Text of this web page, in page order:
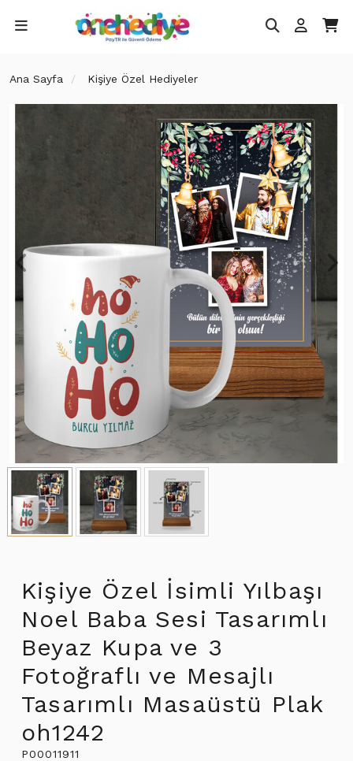
Ana Sayfa Kişiye Özel Hediyeler
Kişiye Özel İsimli Yılbaşı
Noel Baba Sesi Tasarımlı
Beyaz Kupa ve 3
Fotoğraflı ve Mesajlı
Tasarımlı Masaüstü Plak
oh1242
P00011911